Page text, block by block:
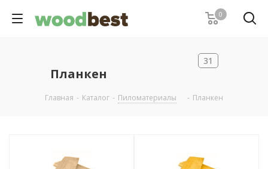
0
Планкен
31
Главная - Каталог - Пиломатериалы - Планкен